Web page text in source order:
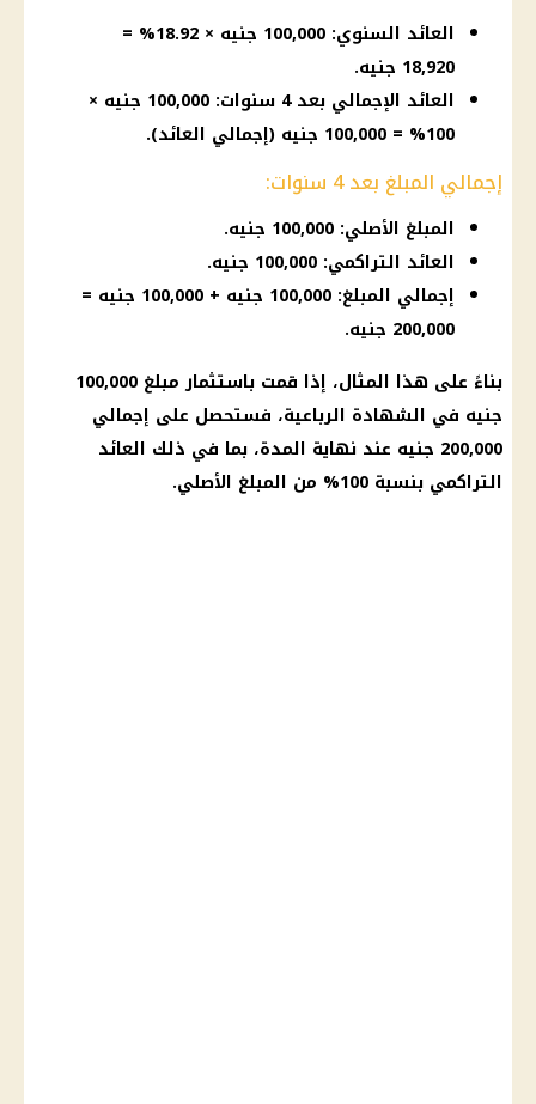
العائد السنوي: 100,000 جنيه × 18.92% =
18,920 جنيه.
العائد الإجمالي بعد 4 سنوات: 100,000 جنيه ×
100% = 100,000 جنيه (إجمالي العائد).
إجمالي المبلغ بعد 4 سنوات:
المبلغ الأصلي: 100,000 جنيه.
العائد التراكمي: 100,000 جنيه.
إجمالي المبلغ: 100,000 جنيه + 100,000 جنيه =
200,000 جنيه.
بناءً على هذا المثال، إذا قمت باستثمار مبلغ 100,000
جنيه في الشهادة الرباعية، فستحصل على إجمالي
200,000 جنيه عند نهاية المدة، بما في ذلك العائد
التراكمي بنسبة 100% من المبلغ الأصلي.